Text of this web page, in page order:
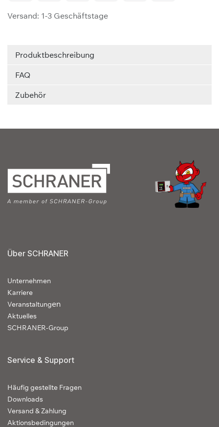
Versand: 1-3 Geschäftstage
Produktbeschreibung
FAQ
Zubehör
Über SCHRANER
Unternehmen
Karriere
Veranstaltungen
Aktuelles
SCHRANER-Group
Service & Support
Häufig gestellte Fragen
Downloads
Versand & Zahlung
Aktionsbedingungen